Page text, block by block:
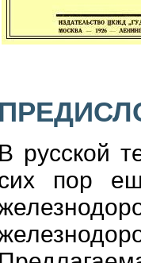
В русской
пор